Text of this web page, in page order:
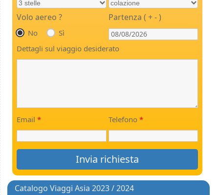
Volo aereo ?
No Sì
Partenza ( + - )
Dettagli sul viaggio desiderato
Email * Telefono *
Catalogo Viaggi Asia 2023 / 2024